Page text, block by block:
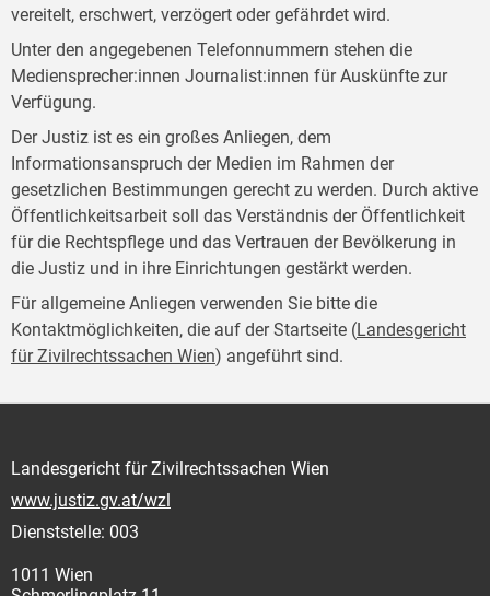
vereitelt, erschwert, verzögert oder gefährdet wird.
Unter den angegebenen Telefonnummern stehen die
Mediensprecher:innen Journalist:innen für Auskünfte zur
Verfügung.
Der Justiz ist es ein großes Anliegen, dem
Informationsanspruch der Medien im Rahmen der
gesetzlichen Bestimmungen gerecht zu werden. Durch aktive
Öffentlichkeitsarbeit soll das Verständnis der Öffentlichkeit
für die Rechtspflege und das Vertrauen der Bevölkerung in
die Justiz und in ihre Einrichtungen gestärkt werden.
Für allgemeine Anliegen verwenden Sie bitte die
Kontaktmöglichkeiten, die auf der Startseite (Landesgericht
für Zivilrechtssachen Wien) angeführt sind.
Landesgericht für Zivilrechtssachen Wien
www.justiz.gv.at/wzl
Dienststelle: 003
1011 Wien